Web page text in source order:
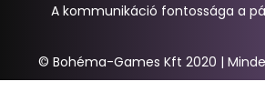
A kommunikáció fontossága a
© Bohéma-Games Kft 2020 |